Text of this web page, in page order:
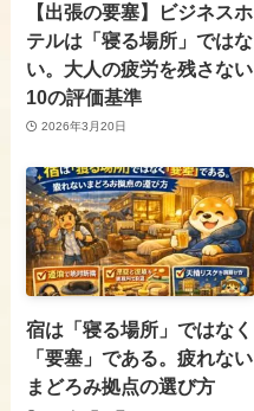
【出張の要塞】ビジネスホ
テルは「寝る場所」ではな
い。大人の疲労を残さない
10の評価基準
2026年3月20日
宿は「寝る場所」ではなく
「要塞」である。疲れない
まどろみ拠点の選び方